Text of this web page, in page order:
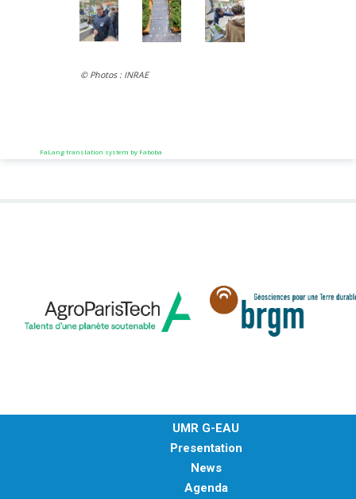
© Photos : INRAE
FaLang translation system by Faboba
UMR G-EAU
Presentation
News
Agenda